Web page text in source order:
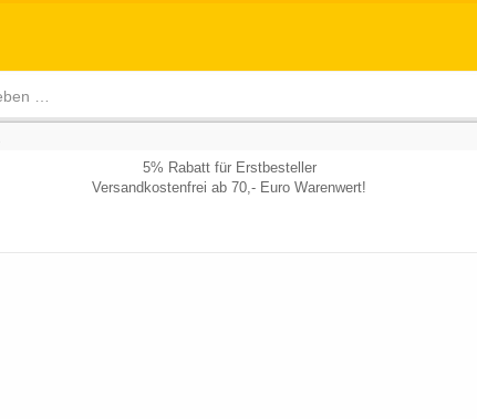
5% Rabatt für Erstbesteller
Versandkostenfrei ab 70,- Euro Warenwert!